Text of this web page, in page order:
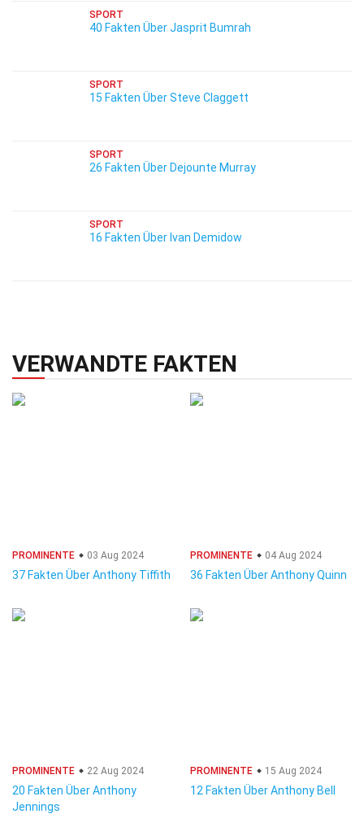
SPORT
40 Fakten Über Jasprit Bumrah
SPORT
15 Fakten Über Steve Claggett
SPORT
26 Fakten Über Dejounte Murray
SPORT
16 Fakten Über Ivan Demidow
VERWANDTE FAKTEN
PROMINENTE 03 Aug 2024
37 Fakten Über Anthony Tiffith
PROMINENTE 04 Aug 2024
36 Fakten Über Anthony Quinn
PROMINENTE 22 Aug 2024
20 Fakten Über Anthony
Jennings
PROMINENTE 15 Aug 2024
12 Fakten Über Anthony Bell